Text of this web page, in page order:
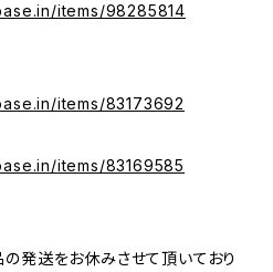
items/98285814
items/83173692
items/83169585
の発送をお休みさせて頂いており